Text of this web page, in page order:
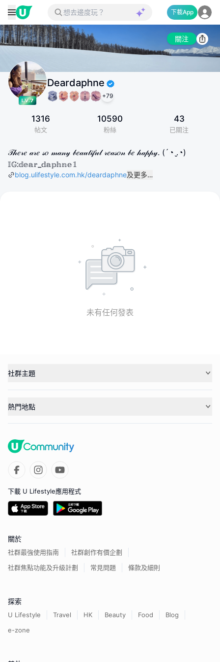
下載App
關注
Deardaphne
+79
1316
帖文
10590
粉絲
43
已關注
𝒯𝒽𝑒𝓇𝑒 𝒶𝓇𝑒 𝓈𝑜 𝓂𝒶𝓃𝓎 𝒷𝑒𝒶𝓊𝓉𝒾𝒻𝓊𝓁 𝓇𝑒𝒶𝓈𝑜𝓃 𝒷𝑒 𝒽𝒶𝓅𝓅𝓎. (´◔ .̮◔)
𝕀𝔾:𝕕𝕖𝕒𝕣_𝕕𝕒𝕡𝕙𝕟𝕖𝟙
blog.ulifestyle.com.hk/deardaphne及更多…
未有任何發表
社群主題
熱門地點
下載 U Lifestyle應用程式
關於
社群最強使用指南
社群創作有價企劃
社群焦點功能及升級計劃
常見問題 條款及細則
探索
U Lifestyle Travel HK Beauty Food
Blog
e-zone